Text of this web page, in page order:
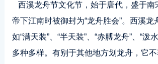
西溪龙舟节文化节，始于唐代，盛于南
帝下江南时被御封为“龙舟胜会”。西溪龙
如“满天装”、“半天装”、“赤膊龙舟”、“泼
多种多样。有别于其他地方划龙舟，它不